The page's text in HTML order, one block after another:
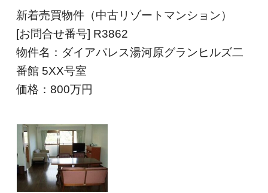
新着売買物件（中古リゾートマンション）
[お問合せ番号] R3862
物件名：ダイアパレス湯河原グランヒルズ二
番館 5XX号室
価格：800万円